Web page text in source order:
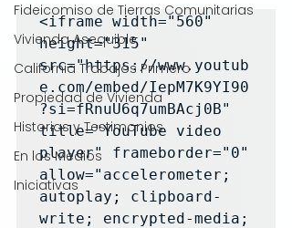
Fideicomiso de Tierras Comunitarias
Vivienda Asequible
California Trabajos Primero
Propiedad de Vivienda
Historias y Testimonios
En los Medios
Iniciativas
<iframe width="560"
height="315"
src="https://www.youtub
e.com/embed/IepM7K9YI90
?si=fRnuU6q7umBAcj0B"
title="YouTube video
player" frameborder="0"
allow="accelerometer;
autoplay; clipboard-
write; encrypted-media;